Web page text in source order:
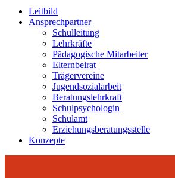
Leitbild
Ansprechpartner
Schulleitung
Lehrkräfte
Pädagogische Mitarbeiter
Elternbeirat
Trägervereine
Jugendsozialarbeit
Beratungslehrkraft
Schulpsychologin
Schulamt
Erziehungsberatungsstelle
Konzepte